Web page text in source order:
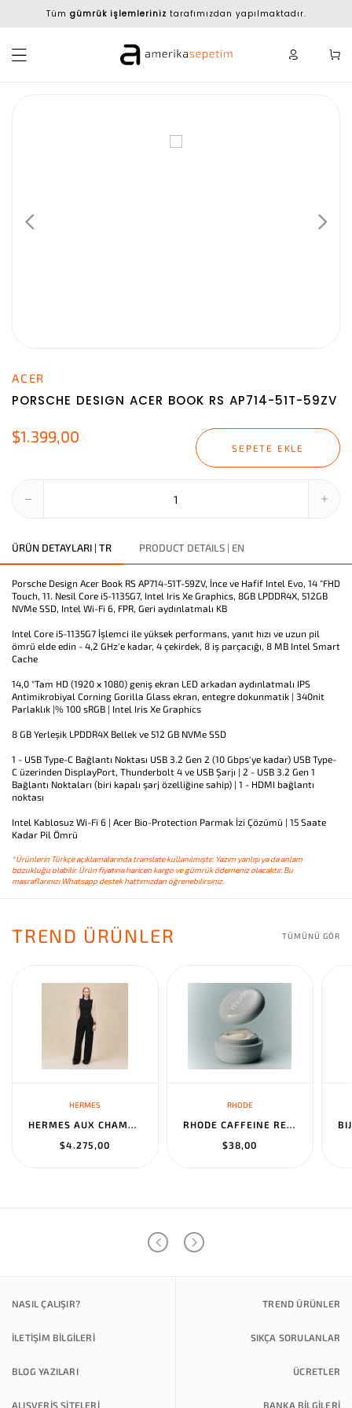
Tüm gümrük işlemleriniz tarafımızdan yapılmaktadır.
ACER
PORSCHE DESIGN ACER BOOK RS AP714-51T-59ZV
$1.399,00
SEPETE EKLE
ÜRÜN DETAYLARI | TR PRODUCT DETAILS | EN
Porsche Design Acer Book RS AP714-51T-59ZV, İnce ve Hafif Intel Evo, 14 "FHD
Touch, 11. Nesil Core i5-1135G7, Intel Iris Xe Graphics, 8GB LPDDR4X, 512GB
NVMe SSD, Intel Wi-Fi 6, FPR, Geri aydınlatmalı KB
Intel Core i5-1135G7 İşlemci ile yüksek performans, yanıt hızı ve uzun pil
ömrü elde edin - 4,2 GHz'e kadar, 4 çekirdek, 8 iş parçacığı, 8 MB Intel Smart
Cache
14,0 "Tam HD (1920 x 1080) geniş ekran LED arkadan aydınlatmalı IPS
Antimikrobiyal Corning Gorilla Glass ekran, entegre dokunmatik | 340nit
Parlaklık |% 100 sRGB | Intel Iris Xe Graphics
8 GB Yerleşik LPDDR4X Bellek ve 512 GB NVMe SSD
1 - USB Type-C Bağlantı Noktası USB 3.2 Gen 2 (10 Gbps'ye kadar) USB Type-
C üzerinden DisplayPort, Thunderbolt 4 ve USB Şarjı | 2 - USB 3.2 Gen 1
Bağlantı Noktaları (biri kapalı şarj özelliğine sahip) | 1 - HDMI bağlantı
noktası
Intel Kablosuz Wi-Fi 6 | Acer Bio-Protection Parmak İzi Çözümü | 15 Saate
Kadar Pil Ömrü
*Ürünlerin Türkçe açıklamalarında translate kullanılmıştır. Yazım yanlışı ya da anlam
bozukluğu olabilir. Ürün fiyatına haricen kargo ve gümrük ödemeniz olacaktır. Bu
masraflarınızı Whatsapp destek hattımızdan öğrenebilirsiniz.
TREND ÜRÜNLER TÜMÜNÜ GÖR
HERMES
HERMES AUX CHAMPS EN FLEURS" PANTS NOIR
$4.275,00
RHODE
RHODE CAFFEINE RESET SCULPTING CREAM MASK
$38,00
NASIL ÇALIŞIR? TREND ÜRÜNLER
İLETİŞİM BİLGİLERİ SIKÇA SORULANLAR
BLOG YAZILARI ÜCRETLER
ALIŞVERİŞ SİTELERİ BANKA BILGILERI